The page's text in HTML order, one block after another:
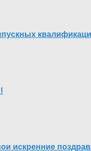
искренние